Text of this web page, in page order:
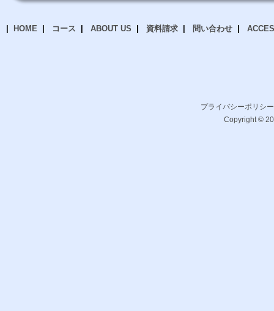
HOME コース ABOUT US 資料請求 問い合わせ
プライバシーポリシ
Copyright ©